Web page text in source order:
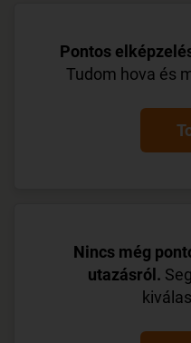
Pontos
Tudom hova és
Nincs még
utazásról.